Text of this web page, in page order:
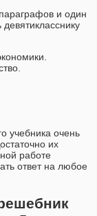
и один
учебника очень
их
работе
ответ на любое